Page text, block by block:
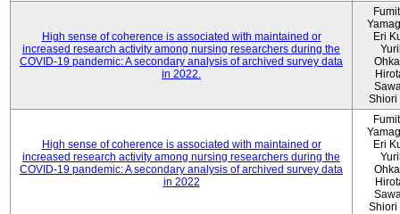
High sense of coherence is associated with maintained or
increased research activity among nursing researchers during the
COVID-19 pandemic: A secondary analysis of archived survey data
in 2022.
Eri
Shiori
High sense of coherence is associated with maintained or
increased research activity among nursing researchers during the
COVID-19 pandemic: A secondary analysis of archived survey data
in 2022
Eri
Shiori